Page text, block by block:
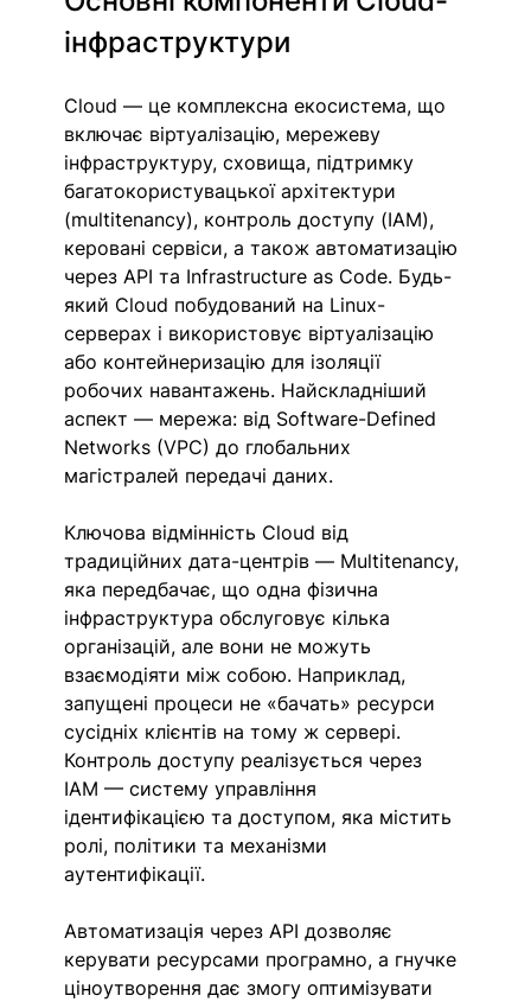
інфраструктури
Cloud — це комплексна екосистема, що
включає віртуалізацію, мережеву
інфраструктуру, сховища, підтримку
багатокористувацької архітектури
(multitenancy), контроль доступу (IAM),
керовані сервіси, а також автоматизацію
через API та Infrastructure as Code. Будь-
який Cloud побудований на Linux-
серверах і використовує віртуалізацію
або контейнеризацію для ізоляції
робочих навантажень. Найскладніший
аспект — мережа: від Software-Defined
Networks (VPC) до глобальних
магістралей передачі даних.
Ключова відмінність Cloud від
традиційних дата-центрів — Multitenancy,
яка передбачає, що одна фізична
інфраструктура обслуговує кілька
організацій, але вони не можуть
взаємодіяти між собою. Наприклад,
запущені процеси не «бачать» ресурси
сусідніх клієнтів на тому ж сервері.
Контроль доступу реалізується через
IAM — систему управління
ідентифікацією та доступом, яка містить
ролі, політики та механізми
аутентифікації.
Автоматизація через API дозволяє
керувати ресурсами програмно, а гнучке
ціноутворення дає змогу оптимізувати